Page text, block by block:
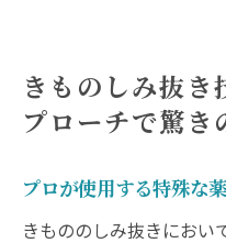
きものしみ抜き
プローチで驚き
プロが使用する特殊な
きもののしみ抜きにおい